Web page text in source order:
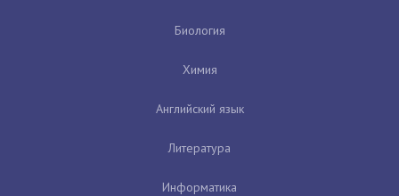
Биология
Химия
Английский язык
Литература
Информатика